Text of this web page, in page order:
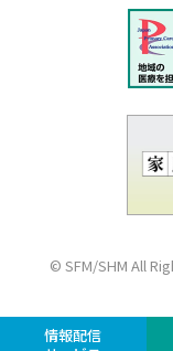
© SFM/SHM All
情報配信